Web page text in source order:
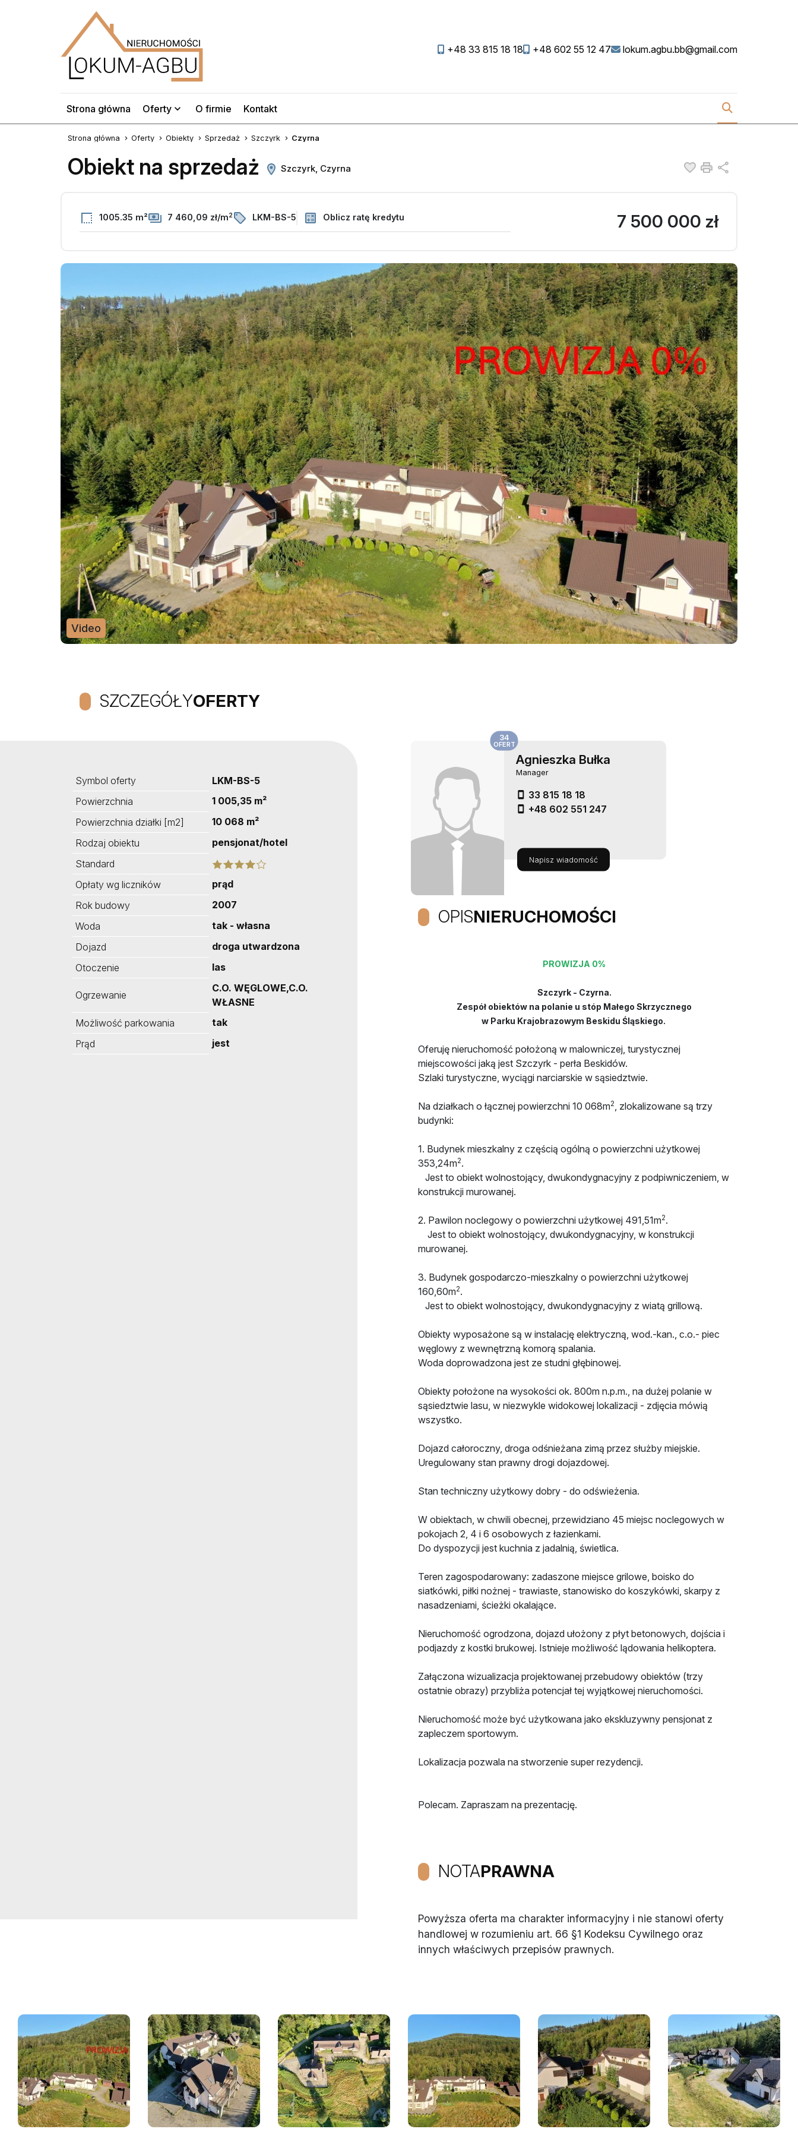
+48 33 815 18 18 +48 602 55 12 47 lokum.agbu.bb@gmail.com
Strona główna Oferty O firmie Kontakt
Strona główna Oferty Obiekty Sprzedaż Szczyrk Czyrna
Obiekt na sprzedaż Szczyrk, Czyrna Dodaj do ulubionych
Drukuj
1005.35 m² 7 460,09 zł/m2 LKM-BS-5 Oblicz ratę kredytu 7 500 000 zł
Video
SZCZEGÓŁYOFERTY
Symbol oferty
LKM-BS-5
Powierzchnia
1 005,35 m²
Powierzchnia działki [m2]
10 068 m²
Rodzaj obiektu
pensjonat/hotel
Standard
Opłaty wg liczników
prąd
Rok budowy
2007
Woda
tak - własna
Dojazd
droga utwardzona
Otoczenie
las
Ogrzewanie
C.O. WĘGLOWE,C.O.
WŁASNE
Możliwość parkowania
tak
Prąd
jest
Agnieszka Bułka
Manager
33 815 18 18
+48 602 551 247
Napisz wiadomość
34
OFERT
OPISNIERUCHOMOŚCI
PROWIZJA 0%
Szczyrk - Czyrna.
Zespół obiektów na polanie u stóp Małego Skrzycznego
w Parku Krajobrazowym Beskidu Śląskiego.
Oferuję nieruchomość położoną w malowniczej, turystycznej
miejscowości jaką jest Szczyrk - perła Beskidów.
Szlaki turystyczne, wyciągi narciarskie w sąsiedztwie.
Na działkach o łącznej powierzchni 10 068m2, zlokalizowane są trzy
budynki:
1. Budynek mieszkalny z częścią ogólną o powierzchni użytkowej
353,24m2.
Jest to obiekt wolnostojący, dwukondygnacyjny z podpiwniczeniem, w
konstrukcji murowanej.
2. Pawilon noclegowy o powierzchni użytkowej 491,51m2.
Jest to obiekt wolnostojący, dwukondygnacyjny, w konstrukcji
murowanej.
3. Budynek gospodarczo-mieszkalny o powierzchni użytkowej
160,60m2.
Jest to obiekt wolnostojący, dwukondygnacyjny z wiatą grillową.
Obiekty wyposażone są w instalację elektryczną, wod.-kan., c.o.- piec
węglowy z wewnętrzną komorą spalania.
Woda doprowadzona jest ze studni głębinowej.
Obiekty położone na wysokości ok. 800m n.p.m., na dużej polanie w
sąsiedztwie lasu, w niezwykle widokowej lokalizacji - zdjęcia mówią
wszystko.
Dojazd całoroczny, droga odśnieżana zimą przez służby miejskie.
Uregulowany stan prawny drogi dojazdowej.
Stan techniczny użytkowy dobry - do odświeżenia.
W obiektach, w chwili obecnej, przewidziano 45 miejsc noclegowych w
pokojach 2, 4 i 6 osobowych z łazienkami.
Do dyspozycji jest kuchnia z jadalnią, świetlica.
Teren zagospodarowany: zadaszone miejsce grilowe, boisko do
siatkówki, piłki nożnej - trawiaste, stanowisko do koszykówki, skarpy z
nasadzeniami, ścieżki okalające.
Nieruchomość ogrodzona, dojazd ułożony z płyt betonowych, dojścia i
podjazdy z kostki brukowej. Istnieje możliwość lądowania helikoptera.
Załączona wizualizacja projektowanej przebudowy obiektów (trzy
ostatnie obrazy) przybliża potencjał tej wyjątkowej nieruchomości.
Nieruchomość może być użytkowana jako ekskluzywny pensjonat z
zapleczem sportowym.
Lokalizacja pozwala na stworzenie super rezydencji.
Polecam. Zapraszam na prezentację.
NOTAPRAWNA
Powyższa oferta ma charakter informacyjny i nie stanowi oferty
handlowej w rozumieniu art. 66 §1 Kodeksu Cywilnego oraz
innych właściwych przepisów prawnych.